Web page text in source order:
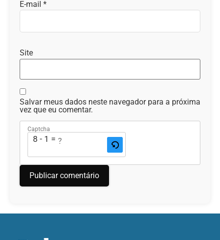
E-mail *
Site
Salvar meus dados neste navegador para a próxima
vez que eu comentar.
Captcha
8 - 1 = ?